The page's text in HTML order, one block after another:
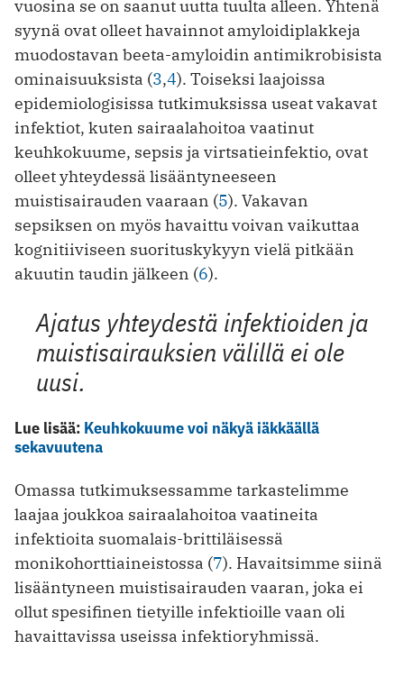
vuosina se on saanut uutta tuulta alleen. Yhtenä
syynä ovat olleet havainnot amyloidiplakkeja
muodostavan beeta-amyloidin antimikrobisista
ominaisuuksista (3,4). Toiseksi laajoissa
epidemiologisissa tutkimuksissa useat vakavat
infektiot, kuten sairaalahoitoa vaatinut
keuhkokuume, sepsis ja virtsatieinfektio, ovat
olleet yhteydessä lisääntyneeseen
muistisairauden vaaraan (5). Vakavan
sepsiksen on myös havaittu voivan vaikuttaa
kognitiiviseen suorituskykyyn vielä pitkään
akuutin taudin jälkeen (6).
Ajatus yhteydestä infektioiden ja
muistisairauksien välillä ei ole
uusi.
Lue lisää: Keuhkokuume voi näkyä iäkkäällä
sekavuutena
Omassa tutkimuksessamme tarkastelimme
laajaa joukkoa sairaalahoitoa vaatineita
infektioita suomalais-brittiläisessä
monikohorttiaineistossa (7). Havaitsimme siinä
lisääntyneen muistisairauden vaaran, joka ei
ollut spesifinen tietyille infektioille vaan oli
havaittavissa useissa infektioryhmissä.